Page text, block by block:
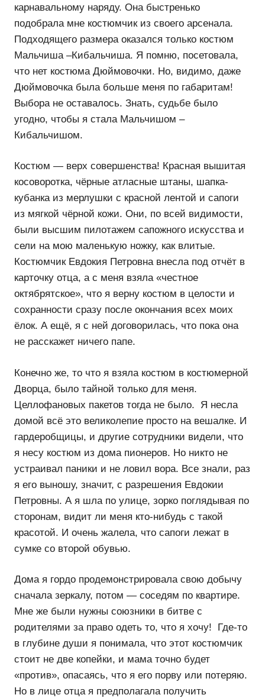
карнавальному наряду. Она быстренько
подобрала мне костюмчик из своего арсенала.
Подходящего размера оказался только костюм
Мальчиша –Кибальчиша. Я помню, посетовала,
что нет костюма Дюймовочки. Но, видимо, даже
Дюймовочка была больше меня по габаритам!
Выбора не оставалось. Знать, судьбе было
угодно, чтобы я стала Мальчишом –
Кибальчишом.
Костюм — верх совершенства! Красная вышитая
косоворотка, чёрные атласные штаны, шапка-
кубанка из мерлушки с красной лентой и сапоги
из мягкой чёрной кожи. Они, по всей видимости,
были высшим пилотажем сапожного искусства и
сели на мою маленькую ножку, как влитые.
Костюмчик Евдокия Петровна внесла под отчёт в
карточку отца, а с меня взяла «честное
октябрятское», что я верну костюм в целости и
сохранности сразу после окончания всех моих
ёлок. А ещё, я с ней договорилась, что пока она
не расскажет ничего папе.
Конечно же, то что я взяла костюм в костюмерной
Дворца, было тайной только для меня.
Целлофановых пакетов тогда не было. Я несла
домой всё это великолепие просто на вешалке. И
гардеробщицы, и другие сотрудники видели, что
я несу костюм из дома пионеров. Но никто не
устраивал паники и не ловил вора. Все знали, раз
я его выношу, значит, с разрешения Евдокии
Петровны. А я шла по улице, зорко поглядывая по
сторонам, видит ли меня кто-нибудь с такой
красотой. И очень жалела, что сапоги лежат в
сумке со второй обувью.
Дома я гордо продемонстрировала свою добычу
сначала зеркалу, потом — соседям по квартире.
Мне же были нужны союзники в битве с
родителями за право одеть то, что я хочу! Где-то
в глубине души я понимала, что этот костюмчик
стоит не две копейки, и мама точно будет
«против», опасаясь, что я его порву или потеряю.
Но в лице отца я предполагала получить